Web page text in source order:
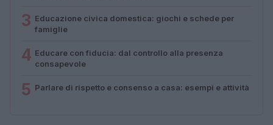
3 Educazione civica domestica: giochi e schede per
famiglie
4 Educare con fiducia: dal controllo alla presenza
consapevole
5 Parlare di rispetto e consenso a casa: esempi e attività